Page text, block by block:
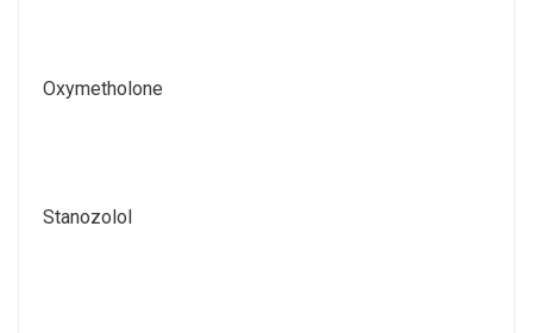
Oxymetholone
Stanozolol